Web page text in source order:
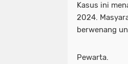
Kasus ini
2024.
berwenang
Pewarta.